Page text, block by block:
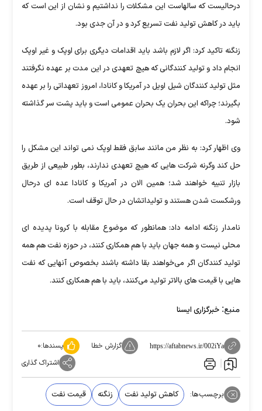
درحالیست که سالهاست این مشکلات را نداشتیم و نشان از این است که
باید در کاهش تولید نفت تسریع کرد و در آن جدی بود.
زنگنه تاکید کرد: اگر لازم باشد باید اقدامات دیگری برای اوپک و غیر اوپک
انجام داد و تولید کنندگانی که هیچ تعهدی در این مدت بر عهده نگرفتند
مثل تولید کنندگان شیل اویل در آمریکا و کانادا، امروز تعهداتی را بر عهده
بگیرند؛ چراکه این بحران یک بحران عمومی است و باید پشت سر گذاشته
شود.
وی اظهار کرد: به نظر من مانند سابق فقط اوپک نمی تواند این مشکل را
حل کند وگرنه شرکت هایی که هیچ تعهدی ندارند، بطور طبیعی از طریق
بازار تنبیه خواهند شد؛ همین الان در آمریکا و کانادا عده ای درحال
ورشکست شدن هستند و تولیداتشان در حال توقف است.
نامدار زنگنه ادامه داد: همانطور که موضوع مقابله با کرونا پدیده ای
محلی نیست و همه جهان باید با هم همکاری کنند، در حوزه نفت هم همه
تولید کنندگان اگر می‌خواهند بقا داشته باشند بخصوص آنهایی که نفت
هایی با قیمت های بالاتر تولید می‌کنند، باید با هم همکاری کنند.
منبع: خبرگزاری ایسنا
https://aftabnews.ir/002iYa گزارش خطا پسندها:۰
اشتراک گذاری
برچسب‌ها: کاهش تولید نفت زنگنه قیمت نفت